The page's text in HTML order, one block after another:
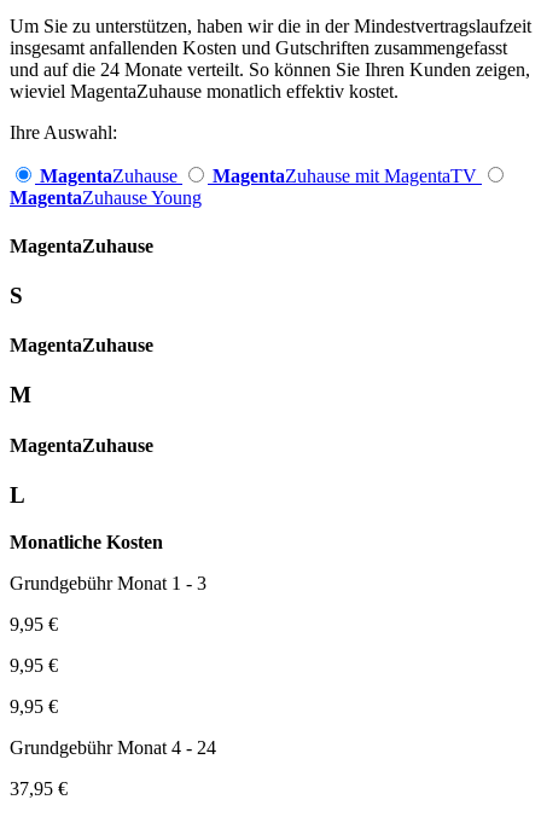
Um Sie zu unterstützen, haben wir die in der Mindestvertragslaufzeit
insgesamt anfallenden Kosten und Gutschriften zusammengefasst
und auf die 24 Monate verteilt. So können Sie Ihren Kunden zeigen,
wieviel MagentaZuhause monatlich effektiv kostet.
Ihre Auswahl:
MagentaZuhause MagentaZuhause mit MagentaTV
MagentaZuhause Young
Magenta­Zuhause
S
Magenta­Zuhause
M
Magenta­Zuhause
L
Monatliche Kosten
Grundgebühr Monat 1 - 3
9,95 €
9,95 €
9,95 €
Grundgebühr Monat 4 - 24
37,95 €